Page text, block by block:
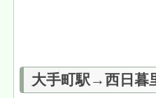
大手町駅→西日暮